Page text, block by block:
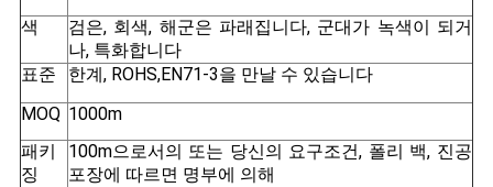
색
검은, 회색, 해군은 파래집니다, 군대가 녹색이 되거
나, 특화합니다
표준
한계, ROHS,EN71-3을 만날 수 있습니다
MOQ 1000m
패키
징
100m으로서의 또는 당신의 요구조건, 폴리 백, 진공
포장에 따르면 명부에 의해